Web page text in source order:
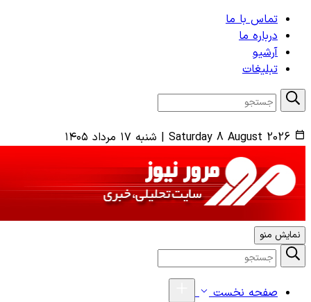
تماس با ما
درباره ما
آرشیو
تبلیغات
Saturday 8 August 2026
| شنبه ۱۷ مرداد ۱۴۰۵
نمایش منو
صفحه نخست